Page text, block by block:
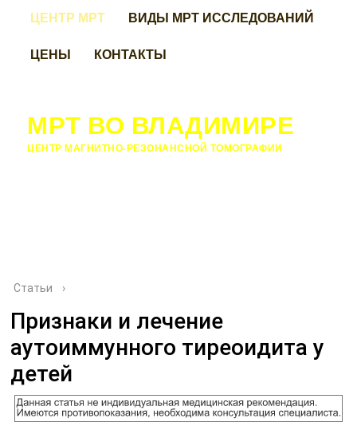
ЦЕНТР МРТ
ВИДЫ МРТ ИССЛЕДОВАНИЙ
ЦЕНЫ
КОНТАКТЫ
МРТ ВО ВЛАДИМИРЕ
ЦЕНТР МАГНИТНО-РЕЗОНАНСНОЙ ТОМОГРАФИИ
Статьи ›
Признаки и лечение
аутоиммунного тиреоидита у
детей